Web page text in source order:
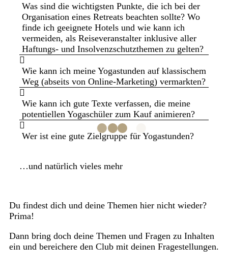
Was sind die wichtigsten Punkte, die ich bei der
Organisation eines Retreats beachten sollte? Wo
finde ich geeignete Hotels und wie kann ich
vermeiden, als Reiseveranstalter inklusive aller
Haftungs- und Insolvenzschutzthemen zu gelten?
Wie kann ich meine Yogastunden auf klassischem
Weg (abseits von Online-Marketing) vermarkten?
Wie kann ich gute Texte verfassen, die meine
potentiellen Yogaschüler zum Kauf animieren?
Wer ist eine gute Zielgruppe für Yogastunden?
…und natürlich vieles mehr
Du findest dich und deine Themen hier nicht wieder?
Prima!
Dann bring doch deine Themen und Fragen zu Inhalten
ein und bereichere den Club mit deinen Fragestellungen.